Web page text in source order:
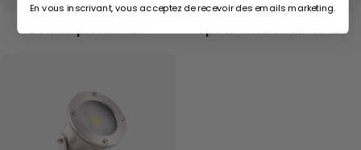
Bornes piscine 12V Spots encastrables 12V
En vous inscrivant, vous acceptez de recevoir des emails marketing.